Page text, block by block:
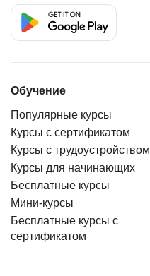
Обучение
Популярные курсы
Курсы с сертификатом
Курсы с трудоустройством
Курсы для начинающих
Бесплатные курсы
Мини-курсы
Бесплатные курсы с
сертификатом